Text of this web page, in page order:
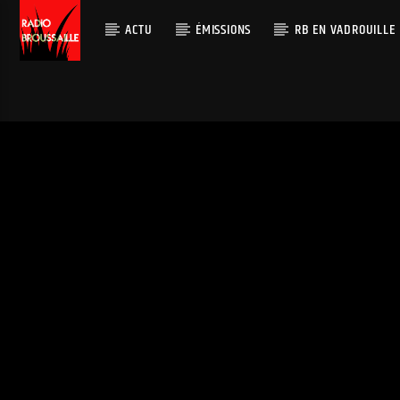
ACTU ÉMISSIONS RB EN VADROUILLE